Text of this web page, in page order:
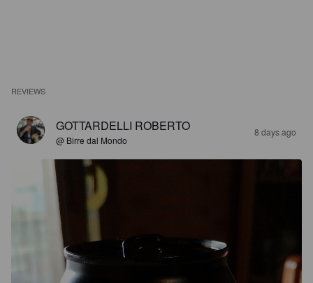
REVIEWS
GOTTARDELLI ROBERTO
@ Birre dal Mondo
8 days ago